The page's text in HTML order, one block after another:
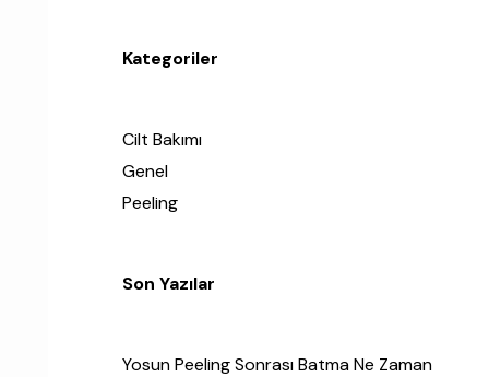
Kategoriler
Cilt Bakımı
Genel
Peeling
Son Yazılar
Yosun Peeling Sonrası Batma Ne Zaman